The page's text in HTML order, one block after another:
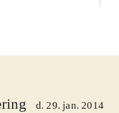
d. 29. jan. 2014